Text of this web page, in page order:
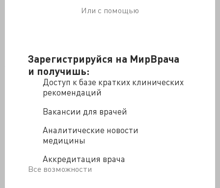
Зарегистрируйся на МирВрача
и получишь:
Доступ к базе кратких клинических
рекомендаций
Вакансии для врачей
Аналитические новости
медицины
Аккредитация врача
Все возможности
Или с помощью
планируемых к привлечению к непосредственному
договорах.
У Сергея Попова я подсмотрел несколько забавных
примеров того, как выглядят такие предложения в
условиях реальной, а не вымышленной
просветительской деятельности.
Пример первый. «Правильно ли я понимаю, что Джон
Нэш, согласно проекту положения, не смог бы
прочесть научно-популярную лекцию в РЭШ, потому
соответствует требованиям к лицам,
осуществляющим педагогическую деятельность?»